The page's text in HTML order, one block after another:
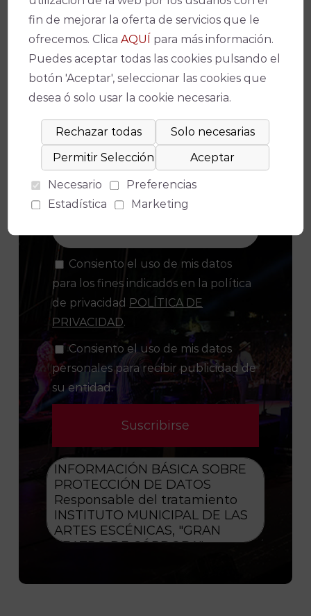
¡No te pierdas nada!
Suscríbete a nuestro boletín para
estar al día de la actualidad y de los
últimos espectáculos.
Consiento el uso de mis datos
para los fines indicados en la política
de privacidad POLÍTICA DE
PRIVACIDAD.
Consiento el uso de mis datos
personales para recibir publicidad de
su entidad.
fin de mejorar la oferta de servicios que le
ofrecemos. ClicaAQUÍ para más información.
Puedes aceptar todas las cookies pulsando el
botón 'Aceptar', seleccionar las cookies que
desea ó solo usar la cookie necesaria.
Necesario
Preferencias
Estadística
Marketing